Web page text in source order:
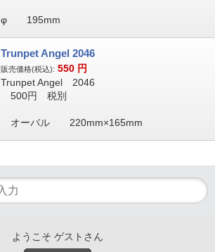
φ 195mm
Trunpet Angel 2046
販売価格(税込): 550 円
Trunpet Angel 2046
500円 税別
オーバル 220mm×165mm
ようこそ ゲストさん